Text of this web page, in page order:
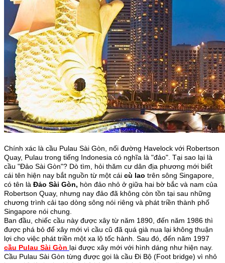
Chính xác là cầu Pulau Sài Gòn, nối đường Havelock với Robertson
Quay, Pulau trong tiếng Indonesia có nghĩa là "đảo". Tại sao lại là
cầu "Đảo Sài Gòn"? Dò tìm, hỏi thăm cư dân địa phương mới biết
cái tên hiện nay bắt nguồn từ một cái cù lao trên sông Singapore,
có tên là Đảo Sài Gòn, hòn đảo nhỏ ở giữa hai bờ bắc và nam của
Robertson Quay, nhưng nay đảo đã không còn tồn tại sau những
chương trình cải tạo dòng sông nói riêng và phát triền thành phố
Singapore nói chung.
Ban đầu, chiếc cầu này được xây từ năm 1890, đến năm 1986 thì
được phá bỏ để xây mới vì cầu cũ đã quá già nua lại không thuận
lợi cho việc phát triền một xa lộ tốc hành. Sau đó, đến năm 1997
cầu Pulau Sài Gòn lại được xây mới với hình dáng như hiện nay.
Cầu Pulau Sài Gòn từng được gọi là cầu Đi Bộ (Foot bridge) vì nhỏ